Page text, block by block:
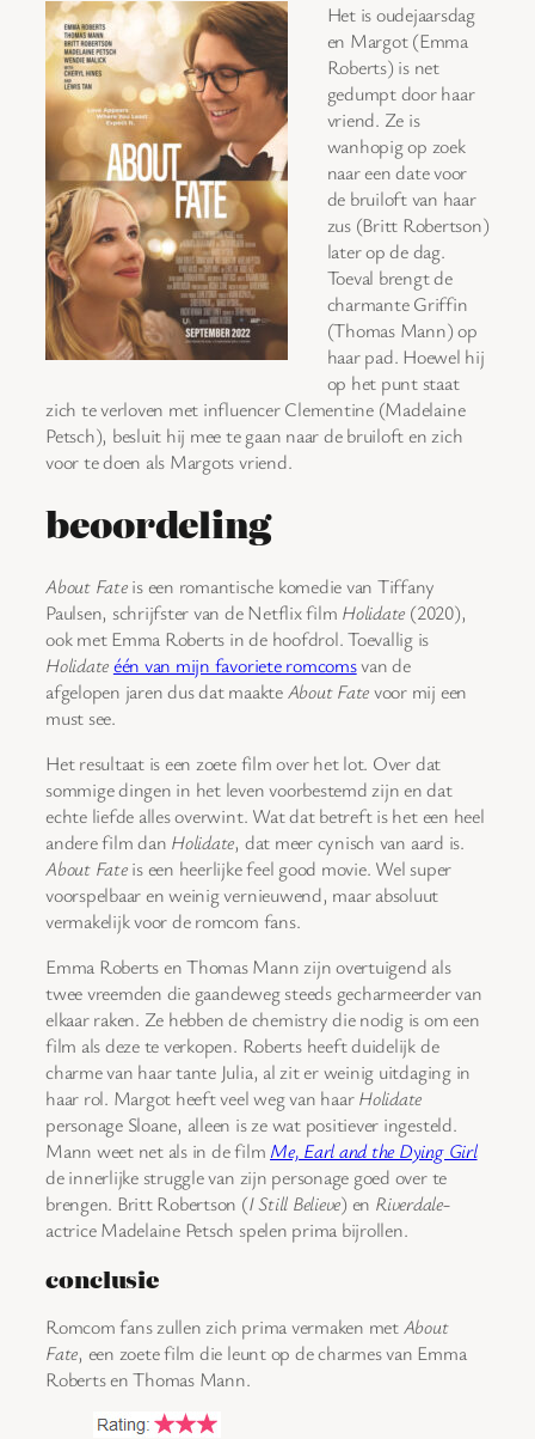
Het is oudejaarsdag
en Margot (Emma
Roberts) is net
gedumpt door haar
vriend. Ze is
wanhopig op zoek
naar een date voor
de bruiloft van haar
zus (Britt Robertson)
later op de dag.
Toeval brengt de
charmante Griffin
(Thomas Mann) op
haar pad. Hoewel hij
op het punt staat
zich te verloven met influencer Clementine (Madelaine
Petsch), besluit hij mee te gaan naar de bruiloft en zich
voor te doen als Margots vriend.
beoordeling
About Fateis een romantische komedie van Tiffany
Paulsen, schrijfster van de Netflix film Holidate (2020),
ook met Emma Roberts in de hoofdrol. Toevallig is
Holidateéén van mijn favoriete romcomsvan de
afgelopen jaren dus dat maakteAbout Fatevoor mij een
must see.
Het resultaat is een zoete film over het lot. Over dat
sommige dingen in het leven voorbestemd zijn en dat
echte liefde alles overwint. Wat dat betreft is het een heel
andere film dan Holidate, dat meer cynisch van aard is.
About Fateis een heerlijke feel good movie. Wel super
voorspelbaar en weinig vernieuwend, maar absoluut
vermakelijk voor de romcom fans.
Emma Roberts en Thomas Mann zijn overtuigend als
twee vreemden die gaandeweg steeds gecharmeerder van
elkaar raken. Ze hebben de chemistry die nodig is om een
film als deze te verkopen. Roberts heeft duidelijk de
charme van haar tante Julia, al zit er weinig uitdaging in
haar rol. Margot heeft veel weg van haarHolidate
personage Sloane, alleen is ze wat positiever ingesteld.
Mann weet net als in de film Me, Earl and the Dying Girl
de innerlijke struggle van zijn personage goed over te
brengen. Britt Robertson (I Still Believe) en Riverdale-
actrice Madelaine Petsch spelen prima bijrollen.
conclusie
Romcom fans zullen zich prima vermaken metAbout
Fate, een zoete film die leunt op de charmes van Emma
Roberts en Thomas Mann.